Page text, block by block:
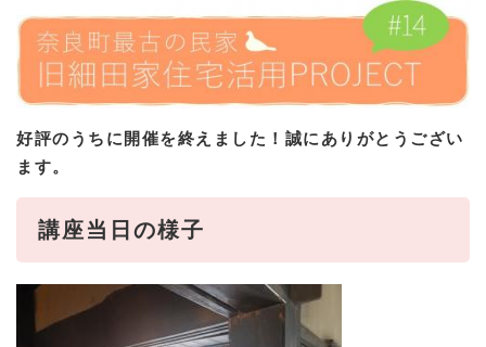
好評のうちに開催を終えました！誠にありがとうござい
ます。
講座当日の様子​